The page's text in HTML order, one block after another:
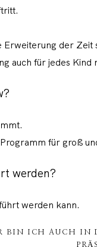
der Zeit
auch für jedes
für groß
werden?
werden kann.
BIN ICH AUCH IN